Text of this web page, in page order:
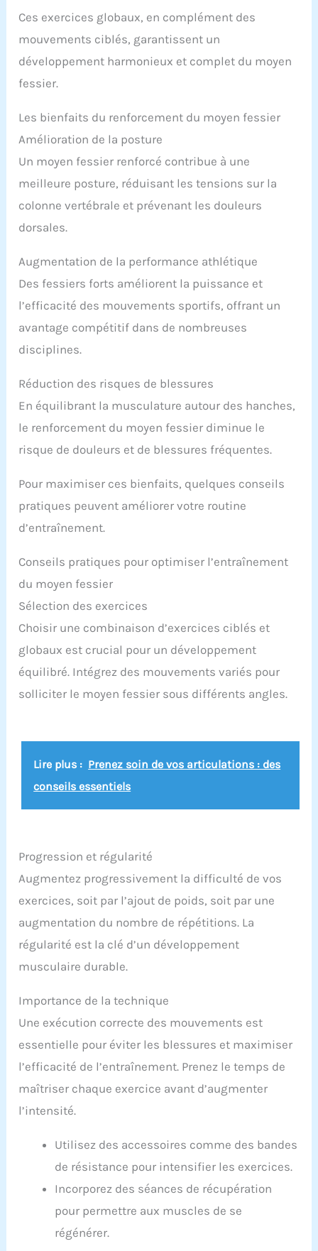
Ces exercices globaux, en complément des
mouvements ciblés, garantissent un
développement harmonieux et complet du moyen
fessier.
Les bienfaits du renforcement du moyen fessier
Amélioration de la posture
Un moyen fessier renforcé contribue à une
meilleure posture, réduisant les tensions sur la
colonne vertébrale et prévenant les douleurs
dorsales.
Augmentation de la performance athlétique
Des fessiers forts améliorent la puissance et
l’efficacité des mouvements sportifs, offrant un
avantage compétitif dans de nombreuses
disciplines.
Réduction des risques de blessures
En équilibrant la musculature autour des hanches,
le renforcement du moyen fessier diminue le
risque de douleurs et de blessures fréquentes.
Pour maximiser ces bienfaits, quelques conseils
pratiques peuvent améliorer votre routine
d’entraînement.
Conseils pratiques pour optimiser l’entraînement
du moyen fessier
Sélection des exercices
Choisir une combinaison d’exercices ciblés et
globaux est crucial pour un développement
équilibré. Intégrez des mouvements variés pour
solliciter le moyen fessier sous différents angles.
Lire plus : Prenez soin de vos articulations : des
conseils essentiels
Progression et régularité
Augmentez progressivement la difficulté de vos
exercices, soit par l’ajout de poids, soit par une
augmentation du nombre de répétitions. La
régularité est la clé d’un développement
musculaire durable.
Importance de la technique
Une exécution correcte des mouvements est
essentielle pour éviter les blessures et maximiser
l’efficacité de l’entraînement. Prenez le temps de
maîtriser chaque exercice avant d’augmenter
l’intensité.
Utilisez des accessoires comme des bandes
de résistance pour intensifier les exercices.
Incorporez des séances de récupération
pour permettre aux muscles de se
régénérer.